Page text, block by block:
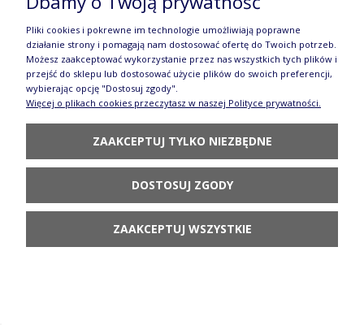
Miska tulipan Ø 20,7 cm V 1,3 L Bolesławiec
GU850DEK277Art
374,90 zł
Pliki cookies i pokrewne im technologie umożliwiają poprawne
działanie strony i pomagają nam dostosować ofertę do Twoich potrzeb.
Możesz zaakceptować wykorzystanie przez nas wszystkich tych plików i
przejść do sklepu lub dostosować użycie plików do swoich preferencji,
wybierając opcję "Dostosuj zgody".
Więcej o plikach cookies przeczytasz w naszej Polityce prywatności.
ZAAKCEPTUJ TYLKO NIEZBĘDNE
DOSTOSUJ ZGODY
ZAAKCEPTUJ WSZYSTKIE